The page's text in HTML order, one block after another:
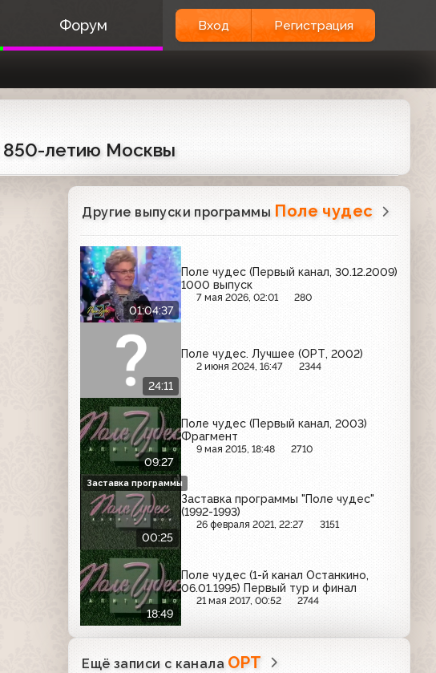
Форум Вход Регистрация
850-летию Москвы
Другие выпуски программы Поле чудес
01:04:37
Поле чудес (Первый канал, 30.12.2009)
1000 выпуск
7 мая 2026, 02:01 280
24:11
Поле чудес. Лучшее (ОРТ, 2002)
2 июня 2024, 16:47 2344
09:27
Поле чудес (Первый канал, 2003)
Фрагмент
9 мая 2015, 18:48 2710
00:25
Заставка программы "Поле чудес"
(1992-1993)
26 февраля 2021, 22:27 3151
Заставка программы
18:49
Поле чудес (1-й канал Останкино,
06.01.1995) Первый тур и финал
21 мая 2017, 00:52 2744
Ещё записи с канала ОРТ